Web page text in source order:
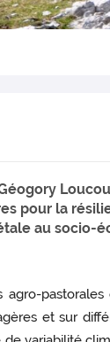
pour la
au socio-
pastorales
et sur